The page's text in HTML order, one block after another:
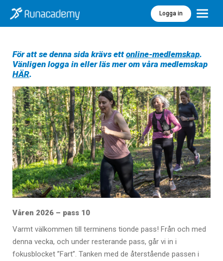
Logga in Meny
För att se denna sida krävs ett online-medlemskap.
Vänligen logga in eller läs mer om våra medlemskap
HÄR.
Våren 2026 – pass 10
Varmt välkommen till terminens tionde pass! Från och med
denna vecka, och under resterande pass, går vi in i
fokusblocket ”Fart”. Tanken med de återstående passen i